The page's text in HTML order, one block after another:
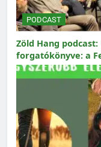
PODCAST
Zöld Hang
forgatókönyve: a